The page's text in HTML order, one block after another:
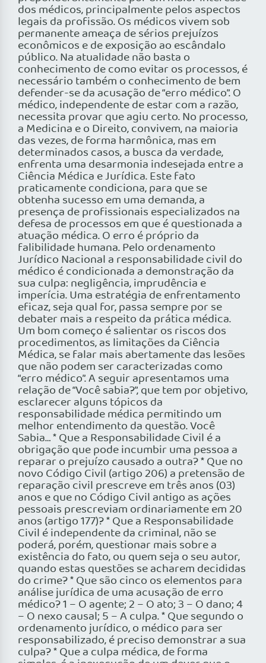
dos médicos, principalmente pelos aspectos
legais da profissão. Os médicos vivem sob
permanente ameaça de sérios prejuízos
econômicos e de exposição ao escândalo
público. Na atualidade não basta o
conhecimento de como evitar os processos, é
necessário também o conhecimento de bem
defender-se da acusação de “erro médico”. O
médico, independente de estar com a razão,
necessita provar que agiu certo. No processo,
a Medicina e o Direito, convivem, na maioria
das vezes, de forma harmônica, mas em
determinados casos, a busca da verdade,
enfrenta uma desarmonia indesejada entre a
Ciência Médica e Jurídica. Este fato
praticamente condiciona, para que se
obtenha sucesso em uma demanda, a
presença de profissionais especializados na
defesa de processos em que é questionada a
atuação médica. O erro é próprio da
falibilidade humana. Pelo ordenamento
Jurídico Nacional a responsabilidade civil do
médico é condicionada a demonstração da
sua culpa: negligência, imprudência e
imperícia. Uma estratégia de enfrentamento
eficaz, seja qual for, passa sempre por se
debater mais a respeito da prática médica.
Um bom começo é salientar os riscos dos
procedimentos, as limitações da Ciência
Médica, se falar mais abertamente das lesões
que não podem ser caracterizadas como
“erro médico”. A seguir apresentamos uma
relação de “Você sabia?”, que tem por objetivo,
esclarecer alguns tópicos da
responsabilidade médica permitindo um
melhor entendimento da questão. Você
Sabia… * Que a Responsabilidade Civil é a
obrigação que pode incumbir uma pessoa a
reparar o prejuízo causado a outra? * Que no
novo Código Civil (artigo 206) a pretensão de
reparação civil prescreve em três anos (03)
anos e que no Código Civil antigo as ações
pessoais prescreviam ordinariamente em 20
anos (artigo 177)? * Que a Responsabilidade
Civil é independente da criminal, não se
poderá, porém, questionar mais sobre a
existência do fato, ou quem seja o seu autor,
quando estas questões se acharem decididas
do crime? * Que são cinco os elementos para
análise jurídica de uma acusação de erro
médico? 1 – O agente; 2 – O ato; 3 – O dano; 4
– O nexo causal; 5 – A culpa. * Que segundo o
ordenamento jurídico, o médico para ser
responsabilizado, é preciso demonstrar a sua
culpa? * Que a culpa médica, de forma